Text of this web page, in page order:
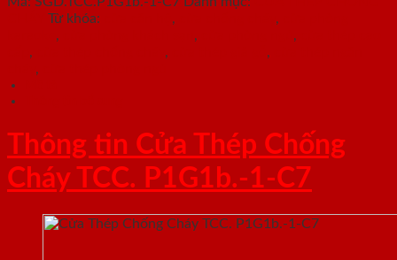
Từ khóa: , ,
, , ,
, , ,
,
Thông tin Cửa Thép Chống
Cháy TCC. P1G1b.-1-C7